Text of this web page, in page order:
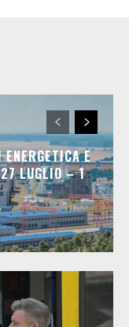
E
LUGLIO – 1